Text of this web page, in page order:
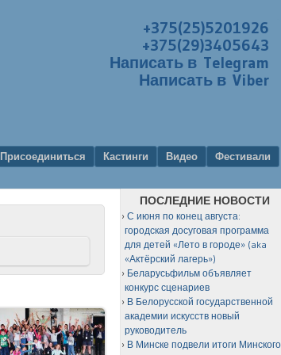
+375(25)5201926
+375(29)3405643
Написать в Telegram
Написать в Viber
Присоединиться Кастинги Видео
Фестивали
ПОСЛЕДНИЕ НОВОСТИ
С июня по конец августа:
городская досуговая программа
для детей «Лето в городе» (aka
«Актёрский лагерь»)
Беларусьфильм объявляет
конкурс сценариев
В Белорусской государственной
академии искусств новый
руководитель
В Минске подвели итоги Минского